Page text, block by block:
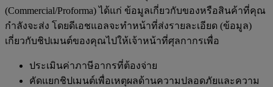
(Commercial/Proforma) ได้แก่ ข้อมูลเกี่ยวกับของหรือสินค้าที่คุณ
กำลังจะส่ง โดยดีเอชแอลจะทำหน้าที่ส่งรายละเอียด (ข้อมูล)
เกี่ยวกับชิปเมนต์ของคุณไปให้เจ้าหน้าที่ศุลกากรเพื่อ
ประเมินค่าภาษีอากรที่ต้องจ่าย
คัดแยกชิปเมนต์เพื่อเหตุผลด้านความปลอดภัยและความ